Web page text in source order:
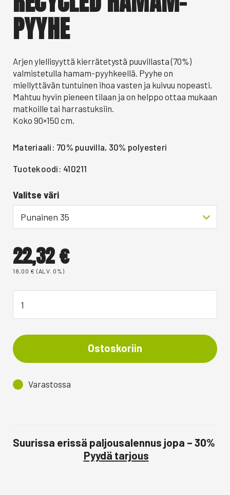
PYYHE
Arjen ylellisyyttä kierrätetystä puuvillasta (70%)
valmistetulla hamam-pyyhkeellä. Pyyhe on
miellyttävän tuntuinen ihoa vasten ja kuivuu nopeasti.
Mahtuu hyvin pieneen tilaan ja on helppo ottaa mukaan
matkoille tai harrastuksiin.
Koko 90×150 cm.
Materiaali: 70% puuvilla, 30% polyesteri
Tuotekoodi: 410211
Valitse väri
Punainen 35
22,32€
18,00 € (ALV. 0%)
Ostoskoriin
Varastossa
Suurissa erissä paljousalennus jopa – 30%
Pyydä tarjous